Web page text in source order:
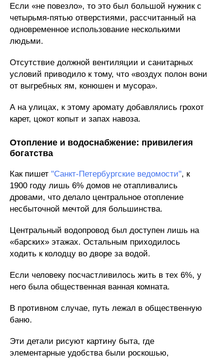
Если «не повезло», то это был большой нужник с
четырьмя-пятью отверстиями, рассчитанный на
одновременное использование несколькими
людьми.
Отсутствие должной вентиляции и санитарных
условий приводило к тому, что «воздух полон вони
от выгребных ям, конюшен и мусора».
А на улицах, к этому аромату добавлялись грохот
карет, цокот копыт и запах навоза.
Отопление и водоснабжение: привилегия
богатства
Как пишет "Санкт-Петербургские ведомости", к
1900 году лишь 6% домов не отапливались
дровами, что делало центральное отопление
несбыточной мечтой для большинства.
Центральный водопровод был доступен лишь на
«барских» этажах. Остальным приходилось
ходить к колодцу во дворе за водой.
Если человеку посчастливилось жить в тех 6%, у
него была общественная ванная комната.
В противном случае, путь лежал в общественную
баню.
Эти детали рисуют картину быта, где
элементарные удобства были роскошью,